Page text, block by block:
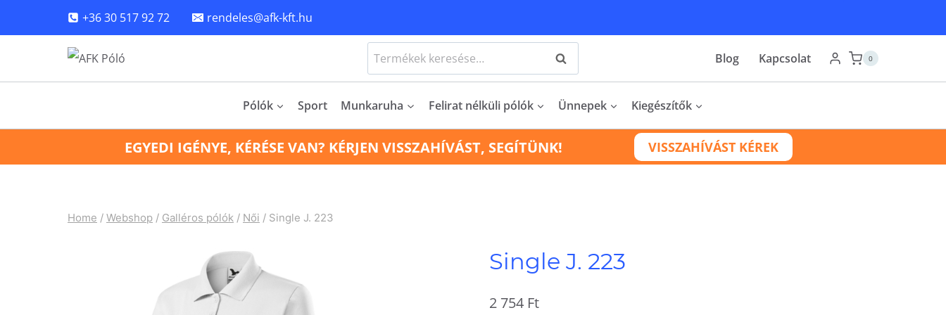
to
+36 30 517 92 72 rendeles@afk-kft.hu
Keresés
a
következőre:
Keresés Blog Kapcsolat 0
Pólók Sport Munkaruha Felirat nélküli pólók Ünnepek Kiegészítők
EGYEDI IGÉNYE, KÉRÉSE VAN? KÉRJEN VISSZAHÍVÁST, SEGÍTÜNK! VISSZAHÍVÁST KÉREK
Home / Webshop / Galléros pólók / Női / Single J. 223
Single J. 223
2 754 Ft